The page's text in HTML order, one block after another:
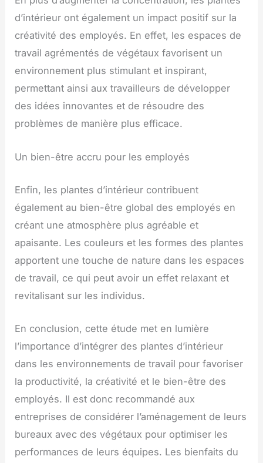
d’intérieur ont également un impact positif sur la
créativité des employés. En effet, les espaces de
travail agrémentés de végétaux favorisent un
environnement plus stimulant et inspirant,
permettant ainsi aux travailleurs de développer
des idées innovantes et de résoudre des
problèmes de manière plus efficace.
Un bien-être accru pour les employés
Enfin, les plantes d’intérieur contribuent
également au bien-être global des employés en
créant une atmosphère plus agréable et
apaisante. Les couleurs et les formes des plantes
apportent une touche de nature dans les espaces
de travail, ce qui peut avoir un effet relaxant et
revitalisant sur les individus.
En conclusion, cette étude met en lumière
l’importance d’intégrer des plantes d’intérieur
dans les environnements de travail pour favoriser
la productivité, la créativité et le bien-être des
employés. Il est donc recommandé aux
entreprises de considérer l’aménagement de leurs
bureaux avec des végétaux pour optimiser les
performances de leurs équipes. Les bienfaits du